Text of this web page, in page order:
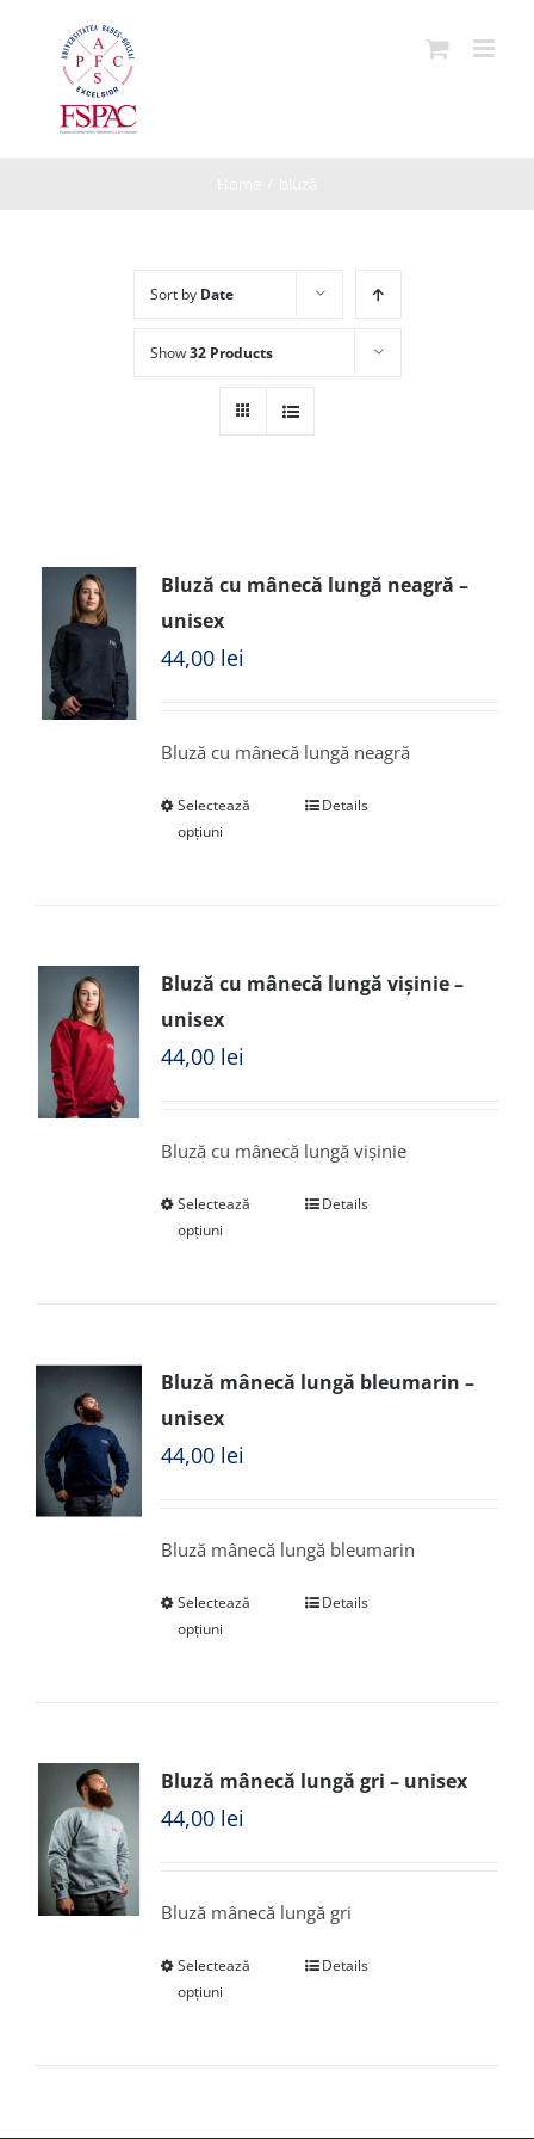
Sort by Date
Show32 Products
Bluză cu mânecă lungă neagră –
unisex
44,00 lei
Bluză cu mânecă lungă neagră
Selectează
opțiuni
Details
Bluză cu mânecă lungă vișinie –
unisex
44,00 lei
Bluză cu mânecă lungă vișinie
Selectează
opțiuni
Details
Bluză mânecă lungă bleumarin –
unisex
44,00 lei
Bluză mânecă lungă bleumarin
Selectează
opțiuni
Details
Bluză mânecă lungă gri – unisex
44,00 lei
Bluză mânecă lungă gri
Selectează
opțiuni
Details